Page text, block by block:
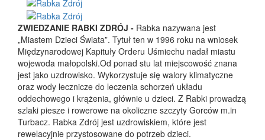
ZWIEDZANIE RABKI ZDRÓJ - Rabka nazywana jest
„Miastem Dzieci Świata”. Tytuł ten w 1996 roku na wniosek
Międzynarodowej Kapituły Orderu Uśmiechu nadał miastu
wojewoda małopolski.Od ponad stu lat miejscowość znana
jest jako uzdrowisko. Wykorzystuje się walory klimatyczne
oraz wody lecznicze do leczenia schorzeń układu
oddechowego i krążenia, głównie u dzieci. Z Rabki prowadzą
szlaki piesze i rowerowe na okoliczne szczyty Gorców m.in
Turbacz. Rabka Zdrój jest uzdrowiskiem, które jest
rewelacyjnie przystosowane do potrzeb dzieci.